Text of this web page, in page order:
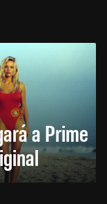
a Prime